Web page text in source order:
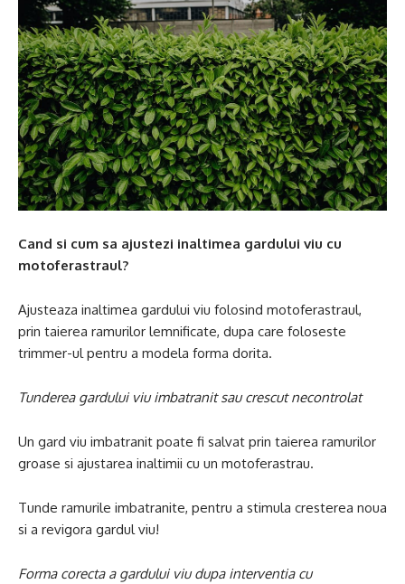
Cand si cum sa ajustezi inaltimea gardului viu cu
motoferastraul?
Ajusteaza inaltimea gardului viu folosind motoferastraul,
prin taierea ramurilor lemnificate, dupa care foloseste
trimmer-ul pentru a modela forma dorita.
Tunderea gardului viu imbatranit sau crescut necontrolat
Un gard viu imbatranit poate fi salvat prin taierea ramurilor
groase si ajustarea inaltimii cu un motoferastrau.
Tunde ramurile imbatranite, pentru a stimula cresterea noua
si a revigora gardul viu!
Forma corecta a gardului viu dupa interventia cu